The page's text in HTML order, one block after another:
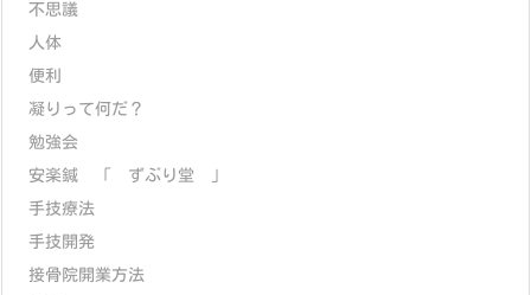
不思議
人体
便利
凝りって何だ？
勉強会
安楽鍼 「 ずぶり堂 」
手技療法
手技開発
接骨院開業方法